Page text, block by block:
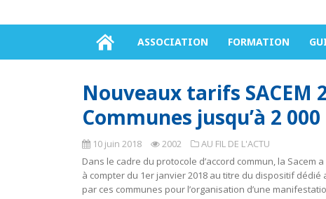
ASSOCIATION FORMATION
Nouveaux tarifs
Communes jusqu’à 2
10 juin 2018 2002
AU FIL DE L'ACTU
Dans le cadre du protocole d’accord commun, la
à compter du 1er janvier 2018 au titre du dispositif
par ces communes pour l’organisation d’une